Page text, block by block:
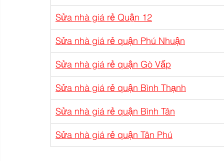
Sửa nhà giá rẻ Quận 12
Sửa nhà giá rẻ quận Phú Nhuận
Sửa nhà giá rẻ quận Gò Vấp
Sửa nhà giá rẻ quận Bình Thạnh
Sửa nhà giá rẻ quận Bình Tân
Sửa nhà giá rẻ quận Tân Phú